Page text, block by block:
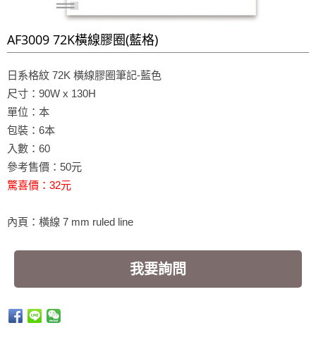
AF3009 72K橫線膠圈(藍格)
日系格紋 72K 橫線膠圈筆記-藍色
尺寸：90W x 130H
單位：本
包裝：6本
入數：60
參考售價：50元
驚喜價：32元
內頁：橫線 7 mm ruled line
我要詢問